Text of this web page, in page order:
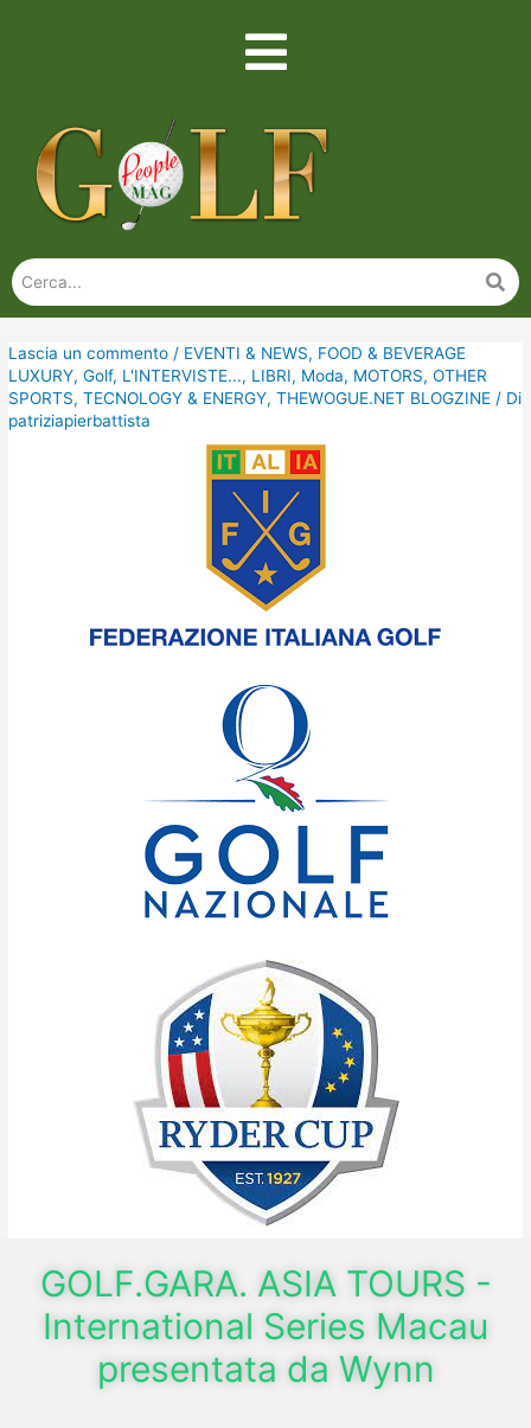
Lascia un commento / EVENTI & NEWS, FOOD & BEVERAGE
LUXURY,Golf, L'INTERVISTE..., LIBRI, Moda, MOTORS,OTHER
SPORTS,TECNOLOGY & ENERGY,THEWOGUE.NET BLOGZINE / Di
patriziapierbattista
GOLF.GARA. ASIA TOURS -
International Series Macau
presentata da Wynn